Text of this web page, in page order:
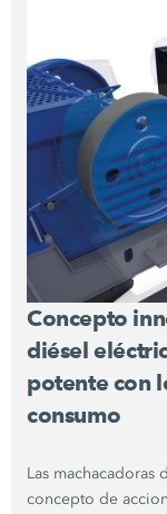
Concepto
diésel
potente con
consumo
Las
concepto de